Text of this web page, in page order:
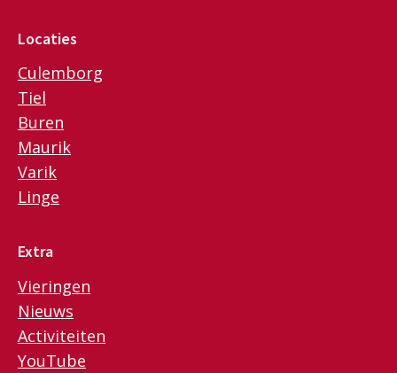
Locaties
Culemborg
Tiel
Buren
Maurik
Varik
Linge
Extra
Vieringen
Nieuws
Activiteiten
YouTube